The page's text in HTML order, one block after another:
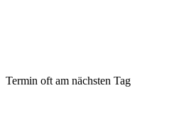
Termin oft am nächsten Tag